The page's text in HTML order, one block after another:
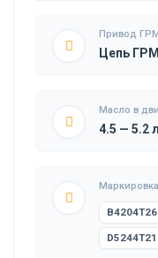
Привод
Цепь
Масло в
4.5 — 5.2
B4204T26
D5244T21